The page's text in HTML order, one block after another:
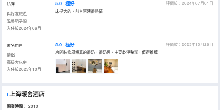
訪客
與好友旅遊
温馨親子間
入住於2024年06月
5.0 極好
評價於：2024年07月01日
床挺大的，前台阿姨很熱情
匿名用戶
情侶
高級大床房
入住於2023年10月
5.0 極好
評價於：2023年10月26日
房間裝修風格真的很奶，很奶思，主要乾淨整潔，值得推薦
上海暖舍酒店
開業時間： 2010